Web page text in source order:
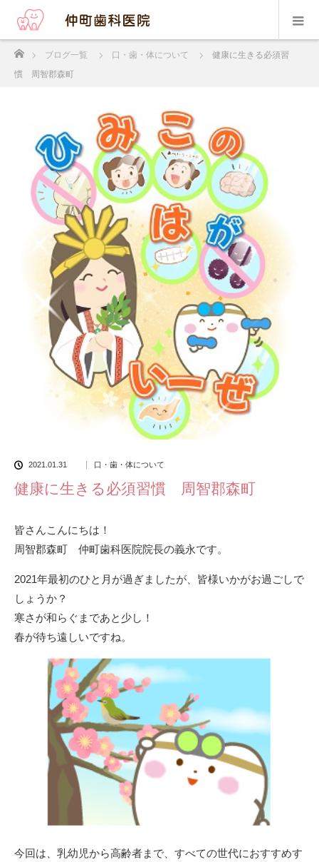
ブログ一覧 口・歯・体について
健康に生きる必須習
慣 周智郡森町
2021.01.31 口・歯・体について
健康に生きる必須習慣 周智郡森町
皆さんこんにちは！
周智郡森町 仲町歯科医院院長の義永です。
2021年最初のひと月が過ぎましたが、皆様いかがお過ごしで
しょうか？
寒さが和らぐまであと少し！
春が待ち遠しいですね。
今回は、乳幼児から高齢者まで、すべての世代におすすめす